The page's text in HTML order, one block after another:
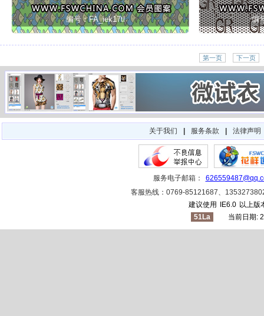
编号：FA_iek17tl 编
第一页 下一页
关于我们 服务条款 法律声明
服务电子邮箱：
客服热线：0769-85121687、
建议使用
IE6.0 以上版
51La
当前日期: